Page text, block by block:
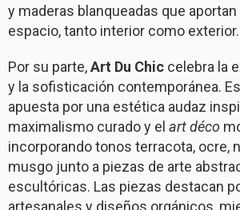
y maderas blanqueadas que
espacio, tanto interior como exterior.
Por su parte,Art Du Chic celebra la
y la sofisticación contemporánea.
apuesta por una estética audaz
maximalismo curado y el art déco
incorporando tonos terracota, ocre,
musgo junto a piezas de arte
escultóricas. Las piezas destacan
artesanales y diseños orgánicos,